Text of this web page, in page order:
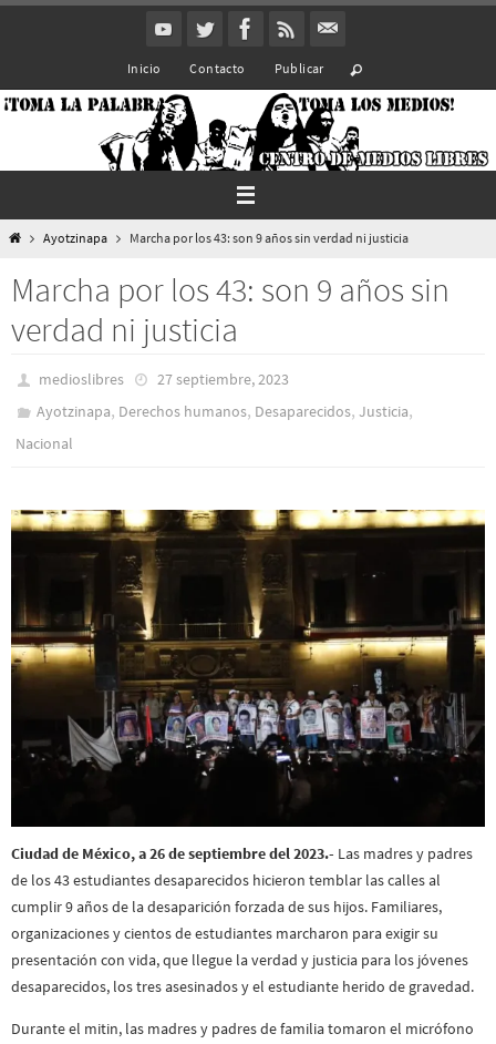
Inicio Contacto Publicar
InicioAyotzinapa Marcha por los 43: son 9 años sin verdad ni justicia
Marcha por los 43: son 9 años sin
verdad ni justicia
medioslibres
27 septiembre, 2023
Ayotzinapa, Derechos humanos, Desaparecidos,Justicia,
Nacional
Ciudad de México, a 26 de septiembre del 2023.- Las madres y padres
de los 43 estudiantes desaparecidos hicieron temblar las calles al
cumplir 9 años de la desaparición forzada de sus hijos. Familiares,
organizaciones y cientos de estudiantes marcharon para exigir su
presentación con vida, que llegue la verdad y justicia para los jóvenes
desaparecidos, los tres asesinados y el estudiante herido de gravedad.
Durante el mitin, las madres y padres de familia tomaron el micrófono